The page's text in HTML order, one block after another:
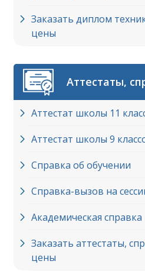
Заказать диплом
цены
Аттестаты,
Аттестат школы 11
Аттестат школы 9
Справка об обучении
Справка-вызов на
Академическая справка
Заказать аттестаты,
цены